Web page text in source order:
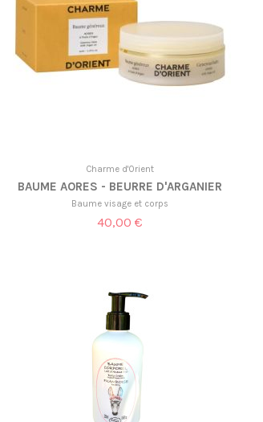
Charme d'Orient
BAUME AORES - BEURRE D'ARGANIER
Baume visage et corps
40,00 €